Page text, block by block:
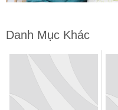
Danh Mục Khác